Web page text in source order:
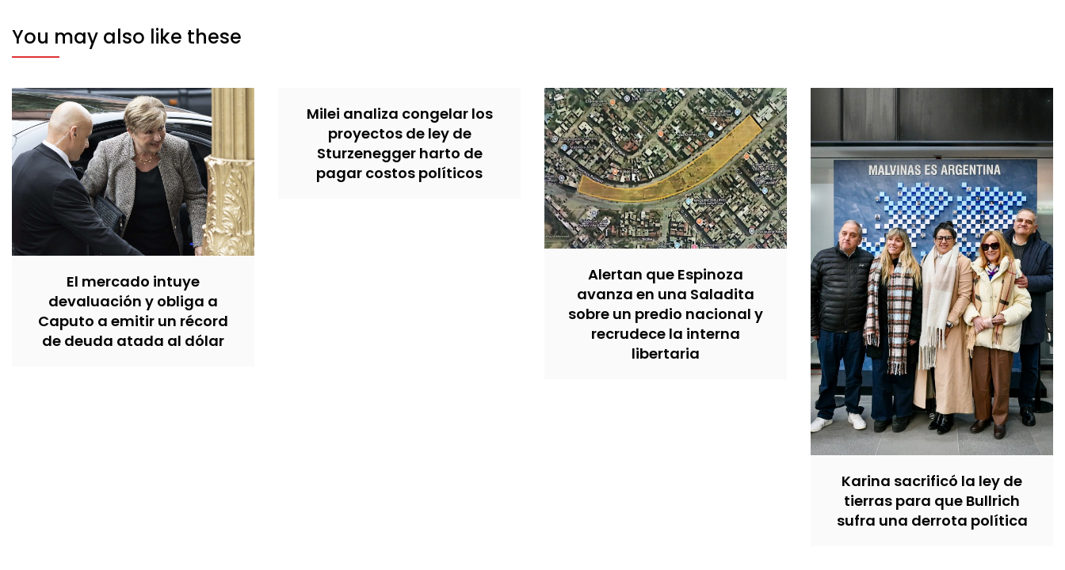
You may also like these
El mercado intuye
devaluación y obliga a
Caputo a emitir un récord
de deuda atada al dólar
Milei analiza congelar los
proyectos de ley de
Sturzenegger harto de
pagar costos políticos
Alertan que Espinoza
avanza en una Saladita
sobre un predio nacional y
recrudece la interna
libertaria
Karina sacrificó la ley de
tierras para que Bullrich
sufra una derrota política